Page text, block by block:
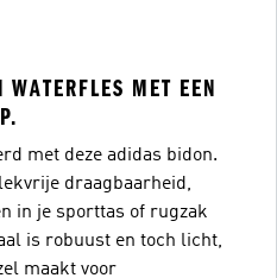
WATERFLES MET EEN
met deze adidas bidon.
draagbaarheid,
in je sporttas of rugzak
is robuust en toch licht,
maakt voor